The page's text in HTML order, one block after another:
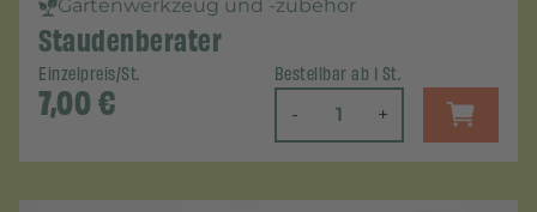
Gartenwerkzeug und -zubehör
Staudenberater
Einzelpreis/St.
7,00€
Bestellbar ab 1 St.
- +